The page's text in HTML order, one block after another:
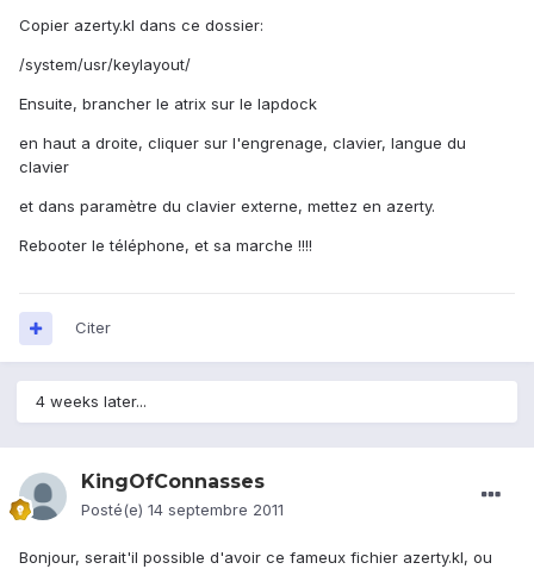
Copier azerty.kl dans ce dossier:
/system/usr/keylayout/
Ensuite, brancher le atrix sur le lapdock
en haut a droite, cliquer sur l'engrenage, clavier, langue du
clavier
et dans paramètre du clavier externe, mettez en azerty.
Rebooter le téléphone, et sa marche !!!!
Citer
4 weeks later...
KingOfConnasses
Posté(e) 14 septembre 2011
Bonjour, serait'il possible d'avoir ce fameux fichier azerty.kl, ou